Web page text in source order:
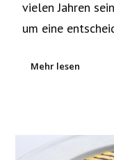
vielen Jahren
um eine
Mehr lesen